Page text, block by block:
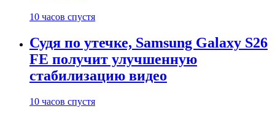
10 часов спустя
Судя по утечке, Samsung Galaxy S26
FE получит улучшенную
стабилизацию видео
10 часов спустя